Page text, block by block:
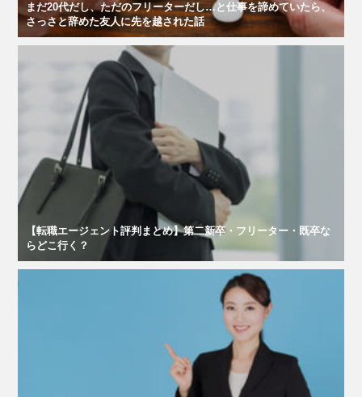
まだ20代だし、ただのフリーターだし…と仕事を諦めていたら、
さっさと辞めた友人に先を越された話
【転職エージェント評判まとめ】第二新卒・フリーター・既卒な
らどこ行く？